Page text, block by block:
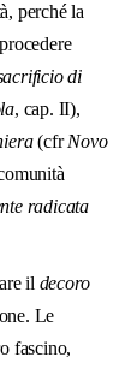
perché la
di
, cap. II),
(cfrNovo
radicata
il decoro
Le
fascino,